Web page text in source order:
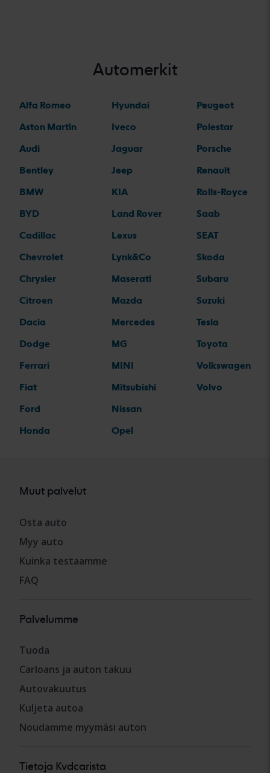
Automerkit
Alfa Romeo
Aston Martin
Audi
Bentley
BMW
BYD
Cadillac
Chevrolet
Chrysler
Citroen
Dacia
Dodge
Ferrari
Fiat
Ford
Honda
Hyundai
Iveco
Jaguar
Jeep
KIA
Land Rover
Lexus
Lynk&Co
Maserati
Mazda
Mercedes
MG
MINI
Mitsubishi
Nissan
Opel
Peugeot
Polestar
Porsche
Renault
Rolls-Royce
Saab
SEAT
Skoda
Subaru
Suzuki
Tesla
Toyota
Volkswagen
Volvo
Muut palvelut
Osta auto
Myy auto
Kuinka testaamme
FAQ
Palvelumme
Tuoda
Carloans ja auton takuu
Autovakuutus
Kuljeta autoa
Noudamme myymäsi auton
Tietoja Kvdcarista